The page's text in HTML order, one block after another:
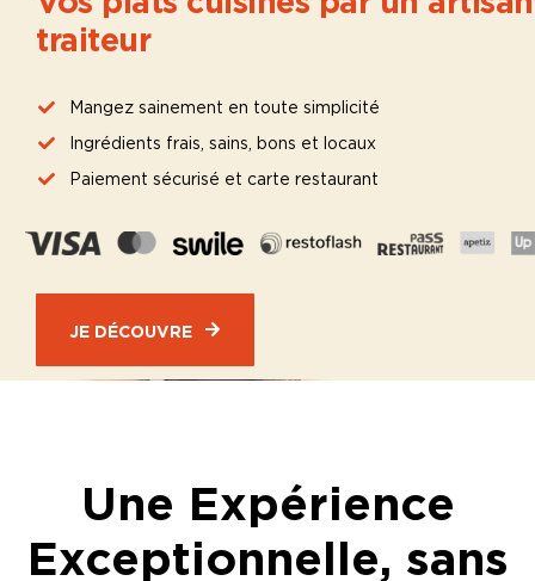
traiteur
Mangez sainement en toute simplicité
Ingrédients frais, sains, bons et locaux
Paiement sécurisé et carte restaurant
JE DÉCOUVRE
Une Expérience
Exceptionnelle, sans